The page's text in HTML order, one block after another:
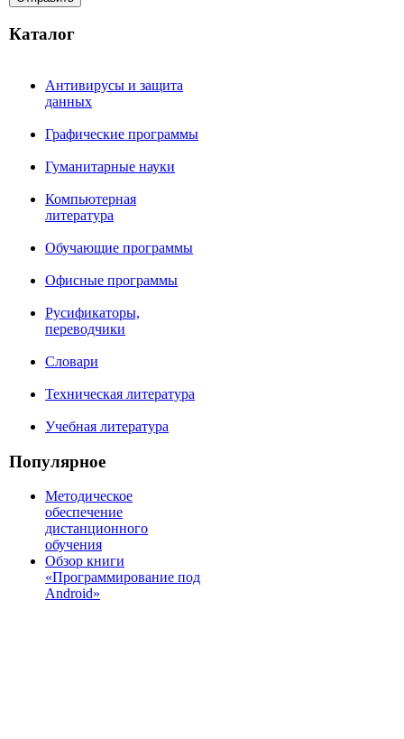
Каталог
Антивирусы и защита
данных
Графические программы
Гуманитарные науки
Компьютерная
литература
Обучающие программы
Офисные программы
Русификаторы,
переводчики
Словари
Техническая литература
Учебная литература
Популярное
Методическое
обеспечение
дистанционного
обучения
Обзор книги
«Программирование под
Android»